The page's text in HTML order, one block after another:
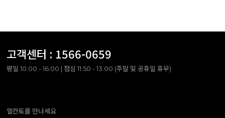
고객센터 : 1566-0659
평일 10:00 - 16:00 | 점심 11:50 - 13:00 (주말 및 공휴일 휴무)
엘칸토를 만나세요